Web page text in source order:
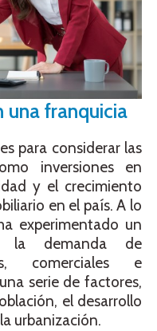
una franquicia
para considerar las
inversiones en
y el crecimiento
en el país. A lo
experimentado un
la demanda de
comerciales e
serie de factores,
el desarrollo
urbanización.